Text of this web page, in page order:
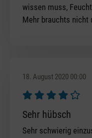
wissen muss,
Mehr brauchts
18. August 2020 00:00
Bewertung mit 4
Sehr hübsch
Sehr schwierig